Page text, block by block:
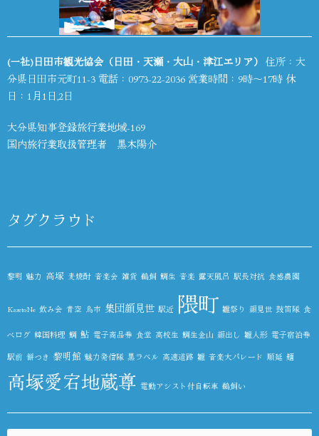
(一社)日田市観光協会（日田・天瀬・大山・津江エリア） 住所：大
分県日田市元町11-3 電話： 0973-22-2036 営業時間：9時～17時 休
日：1月1日,2日
大分県知事登録旅行業地域-169
国内旅行業取扱管理者 黒木陽介
タグクラウド
黎明 魅力 高塚 麦焼酎 音楽会 雑貨 鵜飼 鯛生 音楽 露天風呂 駅長対抗 食感農園
KazetoNe 飲み会 青空 鳥市 集団顔見世 駅近 隈町 雛祭り 顔見世 鼓笛隊 食
べログ 韓国料理 鯛 鮎 電子商品券 食堂 高校生 鯛生金山 顔出し 雛人形 電子宿泊券
駅前 餅つき 黎明館 魅力発信隊 黒ラベル 高速道路 雛 音楽大パレード 順延 麺
高塚愛宕地蔵尊 電動アシスト付自転車 鵜飼い